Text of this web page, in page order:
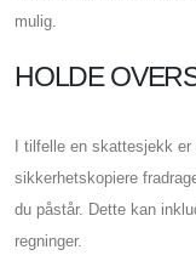
mulig.
HOLDE
I tilfelle en skattesjekk
sikkerhetskopiere
du påstår. Dette kan
regninger.